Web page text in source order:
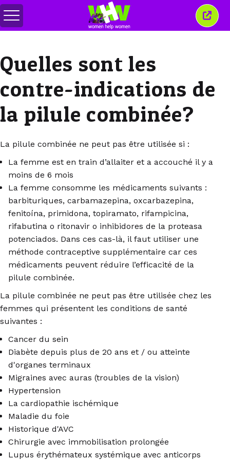
Basculer
le
cette
Quelles sont les
contre-indications de
la pilule combinée?
La pilule combinée ne peut pas être utilisée si :
La femme est en train d’allaiter et a accouché il y a
moins de 6 mois
La femme consomme les médicaments suivants :
barbituriques, carbamazepina, oxcarbazepina,
fenitoína, primidona, topiramato, rifampicina,
rifabutina o ritonavir o inhibidores de la proteasa
potenciados. Dans ces cas-là, il faut utiliser une
méthode contraceptive supplémentaire car ces
médicaments peuvent réduire l’efficacité de la
pilule combinée.
La pilule combinée ne peut pas être utilisée chez les
femmes qui présentent les conditions de santé
suivantes :
Cancer du sein
Diabète depuis plus de 20 ans et / ou atteinte
d'organes terminaux
Migraines avec auras (troubles de la vision)
Hypertension
La cardiopathie ischémique
Maladie du foie
Historique d'AVC
Chirurgie avec immobilisation prolongée
Lupus érythémateux systémique avec anticorps